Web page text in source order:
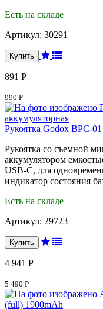
Есть на складе
Артикул: 30291
891 Р
990 Р
Рукоятка Godox BPC-
Рукоятка со съемной
аккумулятором
USB-C, для
индикатор состояния
Есть на складе
Артикул: 29723
4 941 Р
5 490 Р